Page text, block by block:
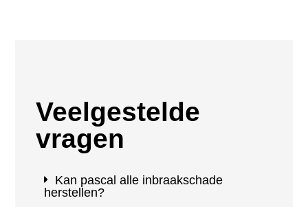
Veelgestelde
vragen
Kan pascal alle inbraakschade
herstellen?